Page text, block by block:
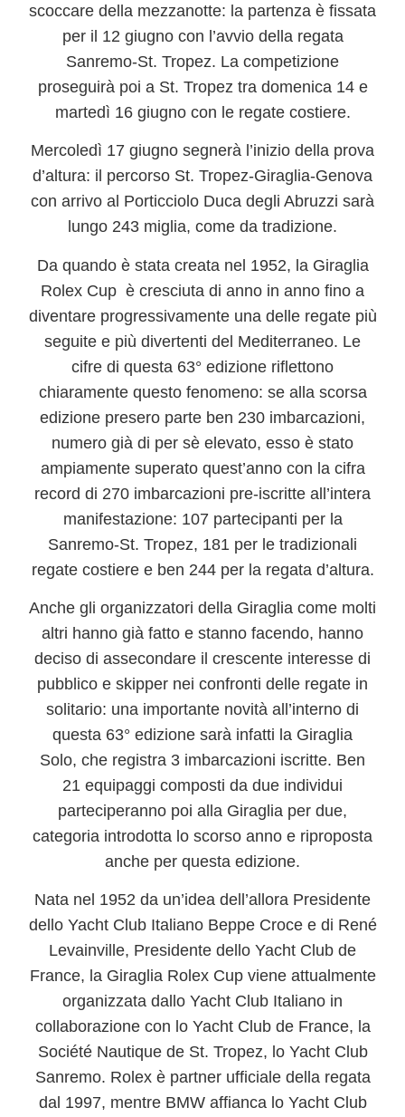
scoccare della mezzanotte: la partenza è fissata
per il 12 giugno con l’avvio della regata
Sanremo-St. Tropez. La competizione
proseguirà poi a St. Tropez tra domenica 14 e
martedì 16 giugno con le regate costiere.
Mercoledì 17 giugno segnerà l’inizio della prova
d’altura: il percorso St. Tropez-Giraglia-Genova
con arrivo al Porticciolo Duca degli Abruzzi sarà
lungo 243 miglia, come da tradizione.
Da quando è stata creata nel 1952, la Giraglia
Rolex Cup è cresciuta di anno in anno fino a
diventare progressivamente una delle regate più
seguite e più divertenti del Mediterraneo. Le
cifre di questa 63° edizione riflettono
chiaramente questo fenomeno: se alla scorsa
edizione presero parte ben 230 imbarcazioni,
numero già di per sè elevato, esso è stato
ampiamente superato quest’anno con la cifra
record di 270 imbarcazioni pre-iscritte all’intera
manifestazione: 107 partecipanti per la
Sanremo-St. Tropez, 181 per le tradizionali
regate costiere e ben 244 per la regata d’altura.
Anche gli organizzatori della Giraglia come molti
altri hanno già fatto e stanno facendo, hanno
deciso di assecondare il crescente interesse di
pubblico e skipper nei confronti delle regate in
solitario: una importante novità all’interno di
questa 63° edizione sarà infatti la Giraglia
Solo, che registra 3 imbarcazioni iscritte. Ben
21 equipaggi composti da due individui
parteciperanno poi alla Giraglia per due,
categoria introdotta lo scorso anno e riproposta
anche per questa edizione.
Nata nel 1952 da un’idea dell’allora Presidente
dello Yacht Club Italiano Beppe Crocee di René
Levainville, Presidente dello Yacht Club de
France, la Giraglia Rolex Cupviene attualmente
organizzata dallo Yacht Club Italiano in
collaborazione con lo Yacht Club de France, la
Société Nautique de St. Tropez, lo Yacht Club
Sanremo. Rolexè partner ufficiale della regata
dal 1997, mentre BMW affianca lo Yacht Club